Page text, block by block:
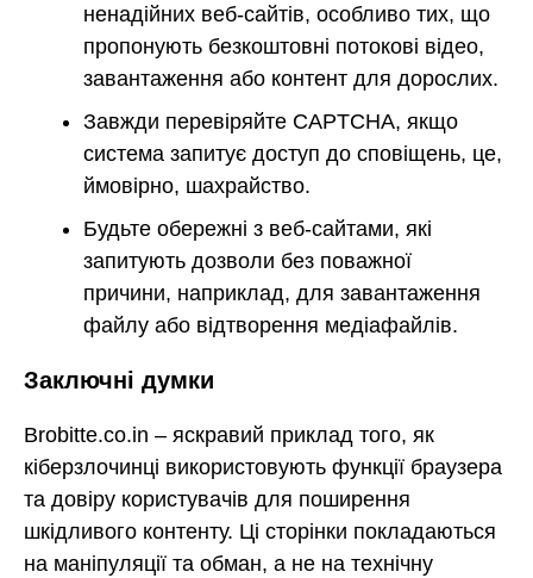
ненадійних веб-сайтів, особливо тих, що
пропонують безкоштовні потокові відео,
завантаження або контент для дорослих.
Завжди перевіряйте CAPTCHA, якщо
система запитує доступ до сповіщень, це,
ймовірно, шахрайство.
Будьте обережні з веб-сайтами, які
запитують дозволи без поважної
причини, наприклад, для завантаження
файлу або відтворення медіафайлів.
Заключні думки
Brobitte.co.in – яскравий приклад того, як
кіберзлочинці використовують функції браузера
та довіру користувачів для поширення
шкідливого контенту. Ці сторінки покладаються
на маніпуляції та обман, а не на технічну